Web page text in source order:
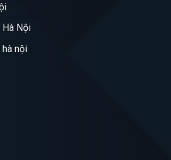
Nội
nội